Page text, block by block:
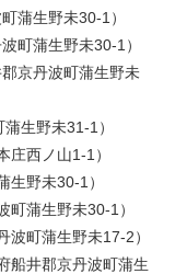
蒲生野未30-1）
町蒲生野未30-1）
京丹波町蒲生野未
生野未31-1）
庄西ノ山1-1）
生野未30-1）
町蒲生野未30-1）
波町蒲生野未17-2）
船井郡京丹波町蒲生